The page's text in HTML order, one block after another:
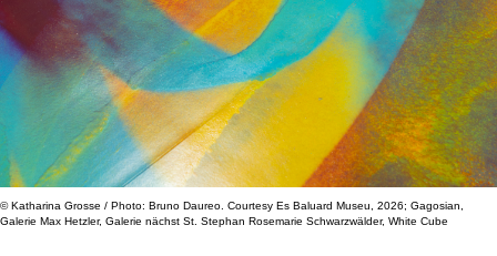
© Katharina Grosse / Photo: Bruno Daureo. Courtesy Es Baluard Museu, 2026; Gagosian,
Galerie Max Hetzler, Galerie nächst St. Stephan Rosemarie Schwarzwälder, White Cube